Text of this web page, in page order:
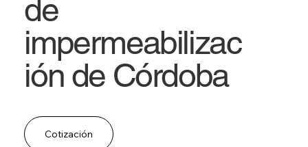
de
impermeabilizac
ión de Córdoba
Cotización